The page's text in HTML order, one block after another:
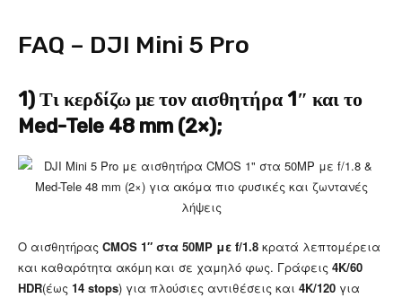
FAQ – DJI Mini 5 Pro
1) Τι κερδίζω με τον αισθητήρα 1″ και το
Med-Tele 48 mm (2×);
Ο αισθητήρας CMOS 1″ στα 50MP με f/1.8 κρατά λεπτομέρεια
και καθαρότητα ακόμη και σε χαμηλό φως. Γράφεις 4K/60
HDR(έως 14 stops) για πλούσιες αντιθέσεις και 4K/120 για